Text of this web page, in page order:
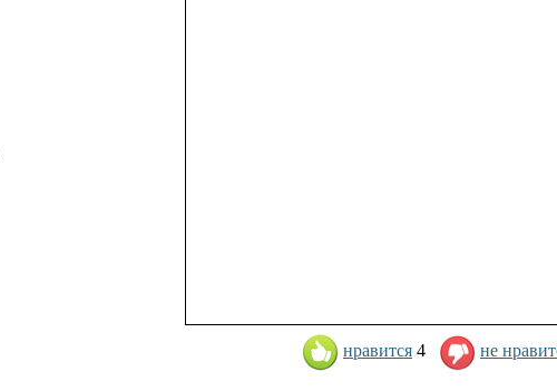
нравится 4 не